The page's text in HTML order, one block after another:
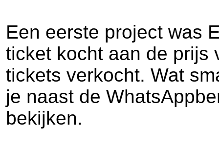
Een eerste project was
ticket kocht aan de prijs
tickets verkocht. Wat
je naast de
bekijken.